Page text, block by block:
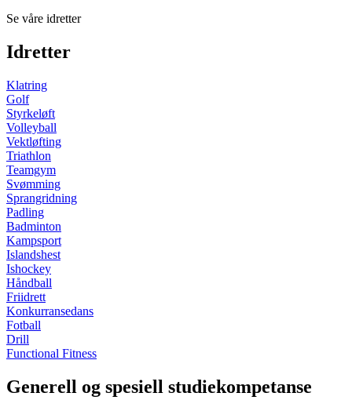
Se våre idretter
Idretter
Klatring
Golf
Styrkeløft
Volleyball
Vektløfting
Triathlon
Teamgym
Svømming
Sprangridning
Padling
Badminton
Kampsport
Islandshest
Ishockey
Håndball
Friidrett
Konkurransedans
Fotball
Drill
Functional Fitness
Generell og spesiell studiekompetanse